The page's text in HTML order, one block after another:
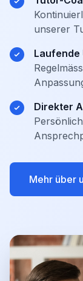
unserer
Laufende
Direkter
Mehr über